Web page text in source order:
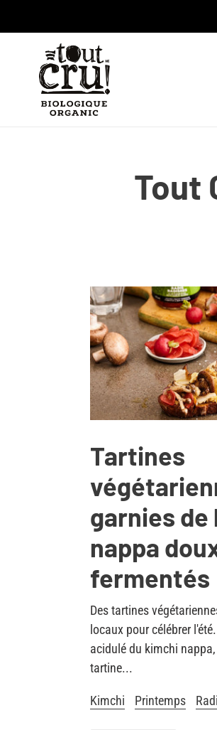
Tout
Tartines
garnies de
nappa
fermentés
Des tartines
locaux pour célébrer
acidulé du kimchi
tartine...
Kimchi Printemps